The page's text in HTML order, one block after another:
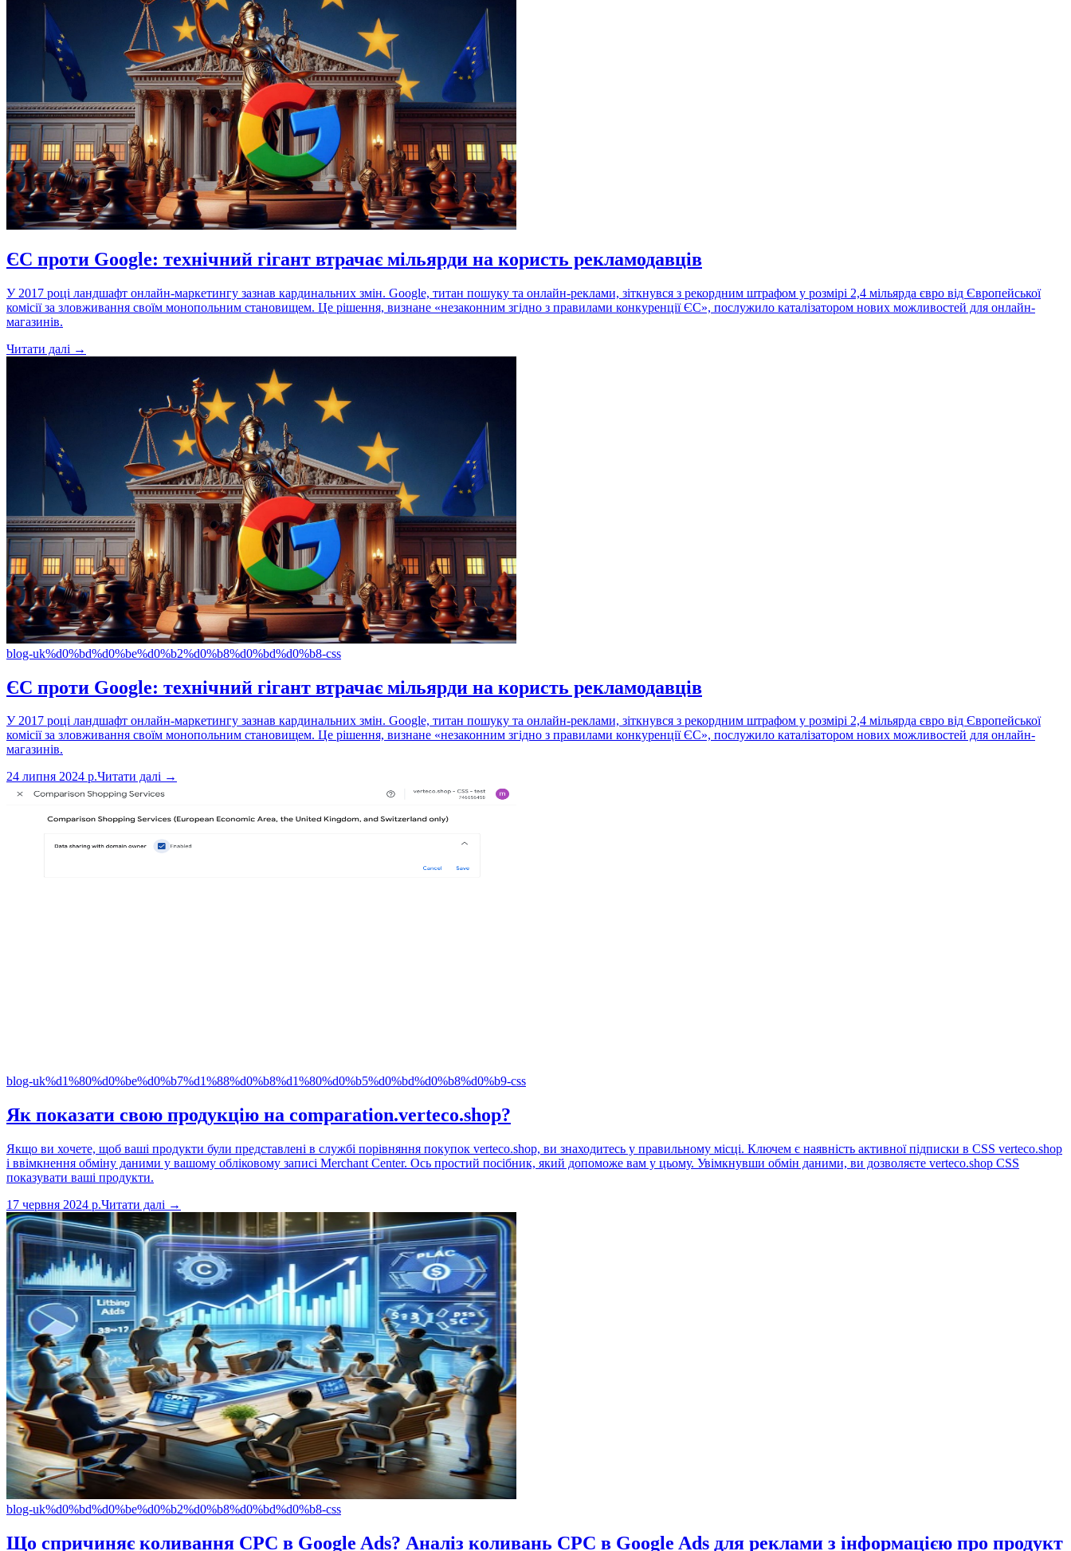
ЄС проти Google: технічний гігант втрачає мільярди на користь рекламодавців
У 2017 році ландшафт онлайн-маркетингу зазнав кардинальних змін. Google, титан пошуку та онлайн-реклами, зіткнувся з рекордним штрафом у розмірі 2,4 мільярда євро від Європейської
комісії за зловживання своїм монопольним становищем. Це рішення, визнане «незаконним згідно з правилами конкуренції ЄС», послужило каталізатором нових можливостей для онлайн-
магазинів.
Читати далі →
blog-uk%d0%bd%d0%be%d0%b2%d0%b8%d0%bd%d0%b8-css
ЄС проти Google: технічний гігант втрачає мільярди на користь рекламодавців
У 2017 році ландшафт онлайн-маркетингу зазнав кардинальних змін. Google, титан пошуку та онлайн-реклами, зіткнувся з рекордним штрафом у розмірі 2,4 мільярда євро від Європейської
комісії за зловживання своїм монопольним становищем. Це рішення, визнане «незаконним згідно з правилами конкуренції ЄС», послужило каталізатором нових можливостей для онлайн-
магазинів.
24 липня 2024 р.Читати далі →
blog-uk%d1%80%d0%be%d0%b7%d1%88%d0%b8%d1%80%d0%b5%d0%bd%d0%b8%d0%b9-css
Як показати свою продукцію на comparation.verteco.shop?
Якщо ви хочете, щоб ваші продукти були представлені в службі порівняння покупок verteco.shop, ви знаходитесь у правильному місці. Ключем є наявність активної підписки в CSS verteco.shop
і ввімкнення обміну даними у вашому обліковому записі Merchant Center. Ось простий посібник, який допоможе вам у цьому. Увімкнувши обмін даними, ви дозволяєте verteco.shop CSS
показувати ваші продукти.
17 червня 2024 р.Читати далі →
blog-uk%d0%bd%d0%be%d0%b2%d0%b8%d0%bd%d0%b8-css
Що спричиняє коливання CPC в Google Ads? Аналіз коливань CPC в Google Ads для реклами з інформацією про продукт